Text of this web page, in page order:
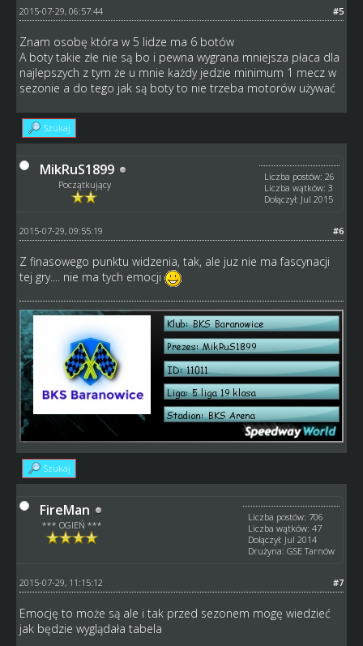
#5
2015-07-29, 06:57:44
Znam osobę która w 5 lidze ma 6 botów
A boty takie złe nie są bo i pewna wygrana mniejsza płaca dla
najlepszych z tym że u mnie każdy jedzie minimum 1 mecz w
sezonie a do tego jak są boty to nie trzeba motorów używać
Szukaj
MikRuS1899
Początkujący
Liczba postów: 26
Liczba wątków: 3
Dołączył: Jul 2015
#6
2015-07-29, 09:55:19
Z finasowego punktu widzenia, tak, ale juz nie ma fascynacji
tej gry.... nie ma tych emocji
Szukaj
FireMan
*** OGIEŃ ***
Liczba postów: 706
Liczba wątków: 47
Dołączył: Jul 2014
Drużyna: GSE Tarnów
#7
2015-07-29, 11:15:12
Emocję to może są ale i tak przed sezonem mogę wiedzieć
jak będzie wyglądała tabela